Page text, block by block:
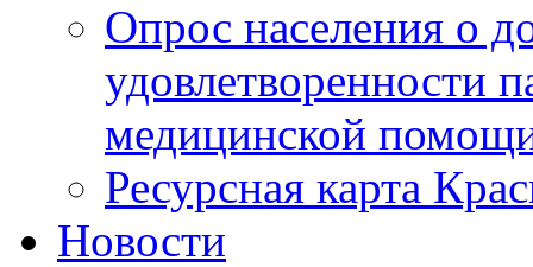
Опрос населения о
удовлетворенности
медицинской
Ресурсная карта
Новости